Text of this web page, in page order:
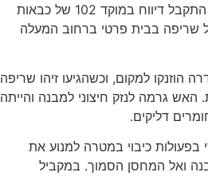
הבוקר (שני), בשעה 08:09, התקבל דיווח במוקד 102 של כבאות
שריפה בבית פרטי ברחוב המעלה
הוזנקו למקום, וכשהגיעו זיהו שריפה
גרמה לנזק חיצוני למבנה והייתה
דליקים.
בפעולות כיבוי במטרה למנוע את
ואל המחסן הסמוך. במקביל